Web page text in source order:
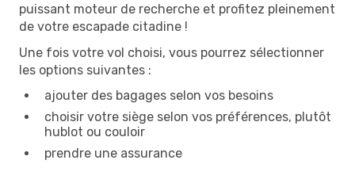
puissant moteur de recherche et profitez pleinement
de votre escapade citadine !
Une fois votre vol choisi, vous pourrez sélectionner
les options suivantes :
ajouter des bagages selon vos besoins
choisir votre siège selon vos préférences, plutôt
hublot ou couloir
prendre une assurance